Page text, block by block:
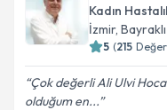
Kadın
İzmir, Bayraklı
5 (215
Çok değerli Ali Ulvi
olduğum en...